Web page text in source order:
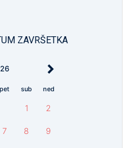
ZAVRŠETKA
pet sub ned
1 2
7 8 9